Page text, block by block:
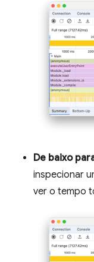
De baixo
inspecionar
ver o tempo